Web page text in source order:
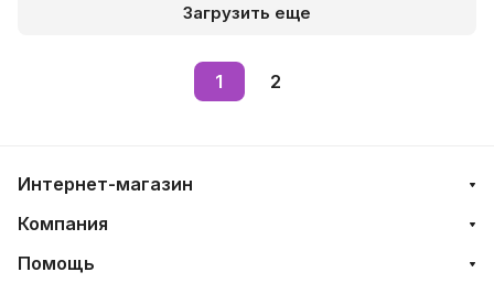
Загрузить еще
1 2
Интернет-магазин
Компания
Помощь